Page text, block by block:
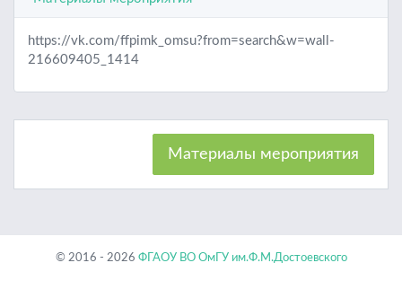
https://vk.com/ffpimk_omsu?from=search&w=wall-
216609405_1414
Материалы мероприятия
© 2016 - 2026 ФГАОУ ВО ОмГУ им.Ф.М.Достоевского